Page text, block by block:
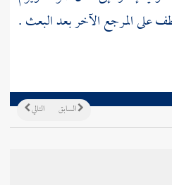
على المرجع الآخر بعد البعث .
التالي السابق